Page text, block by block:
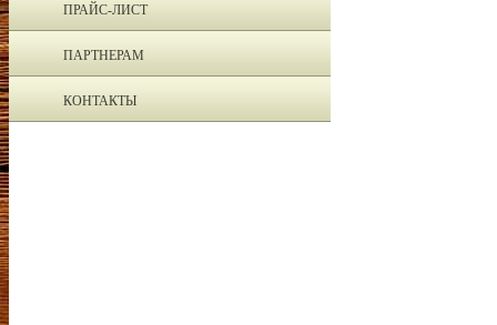
ПРАЙС-ЛИСТ
ПАРТНЕРАМ
КОНТАКТЫ